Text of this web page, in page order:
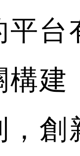
平
構建
，